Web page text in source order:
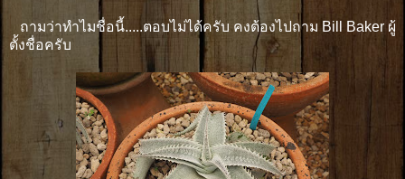
ถามว่าทำไมชื่อนี้.....​ตอบไม่ได้ครับ คงต้องไปถาม Bill Baker ผู้
ตั้งชื่อครับ